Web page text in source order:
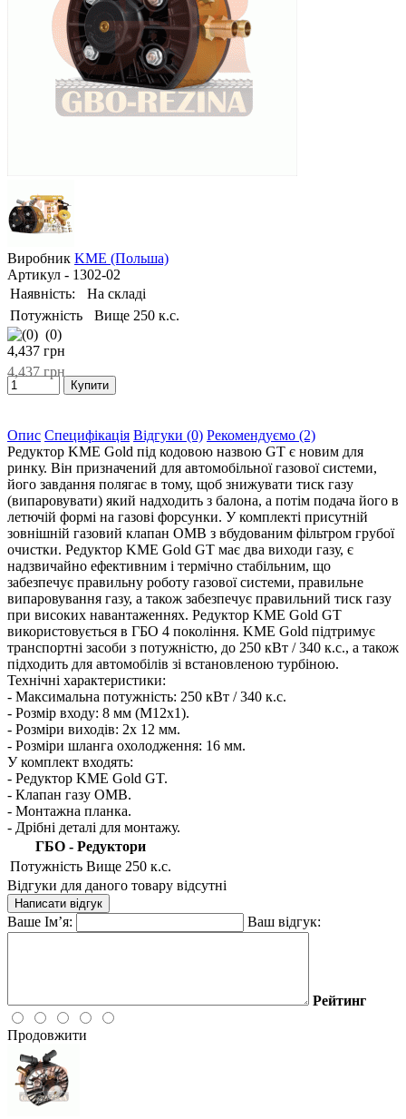
Виробник KME (Польша)
Артикул - 1302-02
Наявність:
На складі
Потужність
Вище 250 к.с.
(0)
4,437 грн
4,437грн
Опис Специфікація Відгуки (0) Рекомендуємо (2)
Редуктор KME Gold під кодовою назвою GT є новим для
ринку. Він призначений для автомобільної газової системи,
його завдання полягає в тому, щоб знижувати тиск газу
(випаровувати) який надходить з балона, а потім подача його в
летючій формі на газові форсунки. У комплекті присутній
зовнішній газовий клапан ОМВ з вбудованим фільтром грубої
очистки. Редуктор KME Gold GT має два виходи газу, є
надзвичайно ефективним і термічно стабільним, що
забезпечує правильну роботу газової системи, правильне
випаровування газу, а також забезпечує правильний тиск газу
при високих навантаженнях. Редуктор KME Gold GT
використовується в ГБО 4 покоління. KME Gold підтримує
транспортні засоби з потужністю, до 250 кВт / 340 к.с., а також
підходить для автомобілів зі встановленою турбіною.
Технічні характеристики:
- Максимальна потужність: 250 кВт / 340 к.с.
- Розмір входу: 8 мм (M12x1).
- Розміри виходів: 2x 12 мм.
- Розміри шланга охолодження: 16 мм.
У комплект входять:
- Редуктор KME Gold GT.
- Клапан газу OMB.
- Монтажна планка.
- Дрібні деталі для монтажу.
ГБО - Редуктори
Потужність Вище 250 к.с.
Відгуки для даного товару відсутні
Написати відгук
Ваше Ім’я: Ваш відгук:
Рейтинг
Продовжити